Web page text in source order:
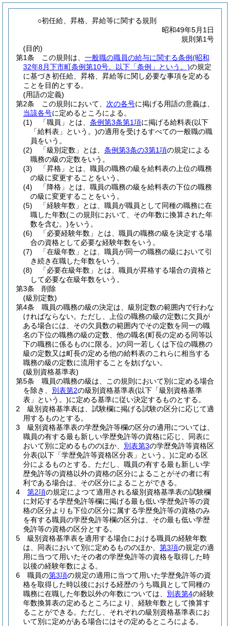
○初任給、昇格、昇給等に関する規則
昭和49年5月1日
規則第1号
(目的)
第1条
この規則は、 一般職の職員の給与に関する条例(昭和
32年8月下市町条例第10号。以下「条例」という。)の規定
に基づき初任給、昇格、昇給等に関し必要な事項を定める
ことを目的とする。
(用語の定義)
第2条
この規則において、 次の各号に掲げる用語の意義は、
当該各号に定めるところによる。
(1)
「職員」とは、 条例第3条第1項に掲げる給料表(以下
「給料表」という。)の適用を受けるすべての一般職の職
員をいう。
(2)
「級別定数」とは、 条例第3条の3第1項の規定による
職務の級の定数をいう。
(3)
「昇格」とは、職員の職務の級を給料表の上位の職務
の級に変更することをいう。
(4)
「降格」とは、職員の職務の級を給料表の下位の職務
の級に変更することをいう。
(5)
「経験年数」とは、職員が職員として同種の職務に在
職した年数(この規則において、その年数に換算された年
数を含む。)をいう。
(6)
「必要経験年数」とは、職員の職務の級を決定する場
合の資格として必要な経験年数をいう。
(7)
「在級年数」とは、職員が同一の職務の級において引
き続き在職した年数をいう。
(8)
「必要在級年数」とは、職員が昇格する場合の資格と
して必要な在級年数をいう。
第3条
削除
(級別定数)
第4条
職員の職務の級の決定は、級別定数の範囲内で行わな
ければならない。 ただし、上位の職務の級の定数に欠員が
ある場合には、その欠員数の範囲内でその定数を同一の職
名の下位の職務の級の定数、他の職名(町長の定める同等以
下の職務に係るものに限る。)の同一若しくは下位の職務の
級の定数又は町長の定める他の給料表のこれらに相当する
職務の級の定数に流用することを妨げない。
(級別資格基準表)
第5条
職員の職務の級は、この規則において別に定める場合
を除き、 別表第2の級別資格基準表(以下「級別資格基準
表」という。)に定める基準に従い決定するものとする。
2
級別資格基準表は、試験欄に掲げる試験の区分に応じて適
用するものとする。
3
級別資格基準表の学歴免許等欄の区分の適用については、
職員の有する最も新しい学歴免許等の資格に応じ、同表に
おいて別に定めるもののほか、 別表第3の学歴免許等資格区
分表(以下「学歴免許等資格区分表」という。)に定める区
分によるものとする。 ただし、職員の有する最も新しい学
歴免許等の資格以外の資格の区分によることがその者に有
利である場合は、その区分によることができる。
4
第2項の規定によつて適用される級別資格基準表の試験欄
に対応する学歴免許等欄に掲げる最も低い学歴免許等の資
格の区分よりも下位の区分に属する学歴免許等の資格のみ
を有する職員の学歴免許等欄の区分は、その最も低い学歴
免許等の資格の区分とする。
5
級別資格基準表を適用する場合における職員の経験年数
は、同表において別に定めるもののほか、 第3項の規定の適
用に当つて用いたその者の学歴免許等の資格を取得した時
以後の経験年数による。
6
職員の第3項の規定の適用に当つて用いた学歴免許等の資
格を取得した時以後における経歴のうち職員として同種の
職務に在職した年数以外の年数については、 別表第4の経験
年数換算表の定めるところにより、経験年数として換算す
ることができる。 ただし、それぞれの級別資格基準表にお
いて別に定めがある場合にはその定めるところによる。